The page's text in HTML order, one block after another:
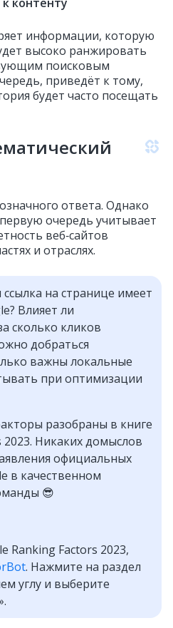
информации, которую
высоко ранжировать
поисковым
приведёт к тому,
будет часто посещать
ответа. Однако
очередь учитывает
веб‑сайтов
и отраслях.
на странице имеет
Влияет ли
сколько кликов
добраться
важны локальные
при оптимизации
разобраны в книге
2023. Никаких домыслов
официальных
в качественном
😎
Ranking Factors 2023,
. Нажмите на раздел
углу и выберите